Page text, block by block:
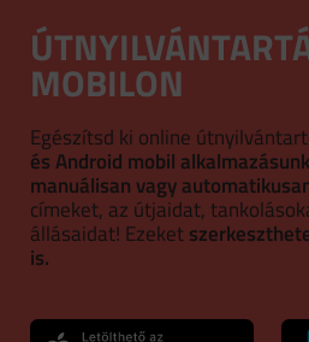
MOBILON
Egészítsd ki online
és Android mobil
manuálisan vagy
címeket, az útjaidat,
állásaidat! Ezeket
is.